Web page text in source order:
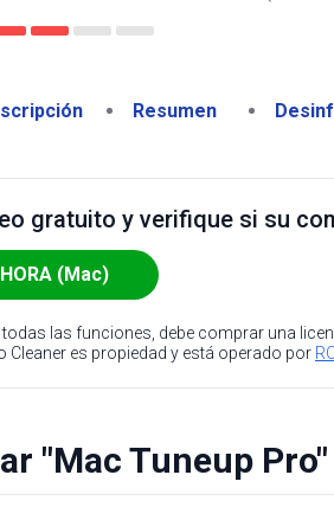
Resumen
gratuito y verifique si su
(Mac)
las funciones, debe comprar una
Cleaner es propiedad y está operado por
"Mac Tuneup